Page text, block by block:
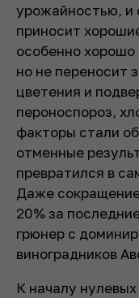
урожайностью, и
приносит
особенно хорошо
но не переносит
цветения и
пероноспороз,
факторы стали
отменные
превратился в
Даже
20% за
грюнер с
виноградников
К началу